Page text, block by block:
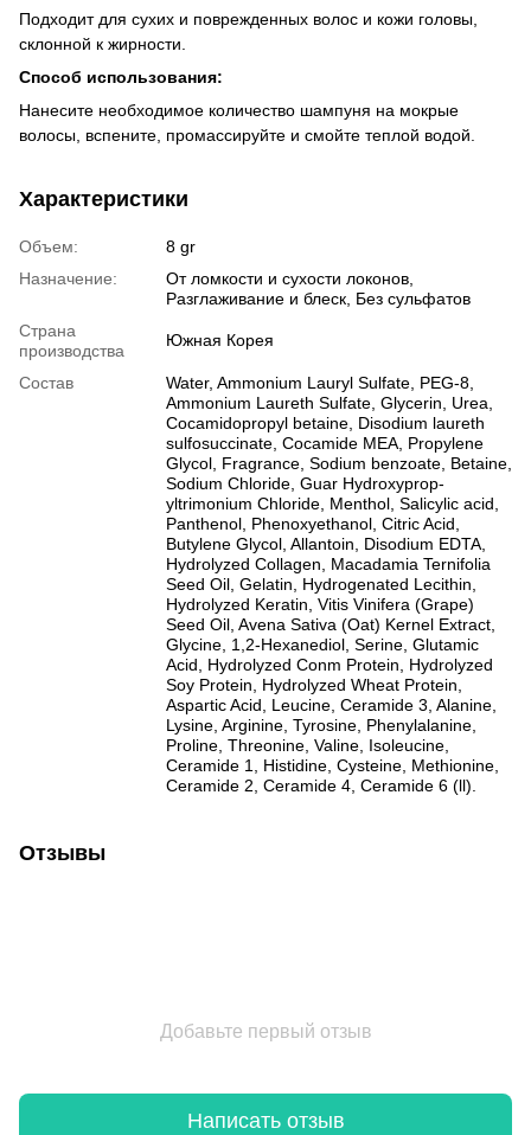
Подходит для сухих и поврежденных волос и кожи головы,
склонной к жирности.
Способ использования:
Нанесите необходимое количество шампуня на мокрые
волосы, вспените, промассируйте и смойте теплой водой.
Характеристики
Объем:
8 gr
Назначение:
От ломкости и сухости локонов,
Разглаживание и блеск, Без сульфатов
Страна
производства
Южная Корея
Состав
Water, Ammonium Lauryl Sulfate, PEG-8,
Ammonium Laureth Sulfate, Glycerin, Urea,
Cocamidopropyl betaine, Disodium laureth
sulfosuccinate, Cocamide MEA, Propylene
Glycol, Fragrance, Sodium benzoate, Betaine,
Sodium Chloride, Guar Hydroxyprop-
yltrimonium Chloride, Menthol, Salicylic acid,
Panthenol, Phenoxyethanol, Citric Acid,
Butylene Glycol, Allantoin, Disodium EDTA,
Hydrolyzed Collagen, Macadamia Ternifolia
Seed Oil, Gelatin, Hydrogenated Lecithin,
Hydrolyzed Keratin, Vitis Vinifera (Grape)
Seed Oil, Avena Sativa (Oat) Kernel Extract,
Glycine, 1,2-Hexanediol, Serine, Glutamic
Acid, Hydrolyzed Conm Protein, Hydrolyzed
Soy Protein, Hydrolyzed Wheat Protein,
Aspartic Acid, Leucine, Ceramide 3, Alanine,
Lysine, Arginine, Tyrosine, Phenylalanine,
Proline, Threonine, Valine, Isoleucine,
Ceramide 1, Histidine, Cysteine, Methionine,
Ceramide 2, Ceramide 4, Ceramide 6 (ll).
Отзывы
Добавьте первый отзыв
Написать отзыв